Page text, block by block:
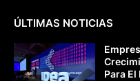
ÚLTIMAS NOTICIAS
Para